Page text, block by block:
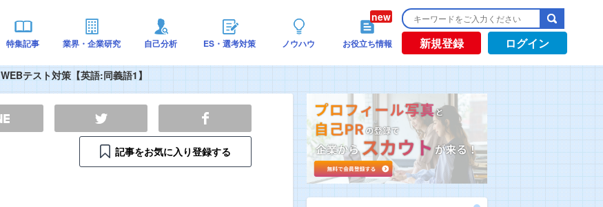
特集記事 業界・企業研究 自己分析 ES・選考対策 ノウハウ お役立ち情報 新規登録 ログイン
WEBテスト対策【英語:同義語1】
記事をお気に入り登録する